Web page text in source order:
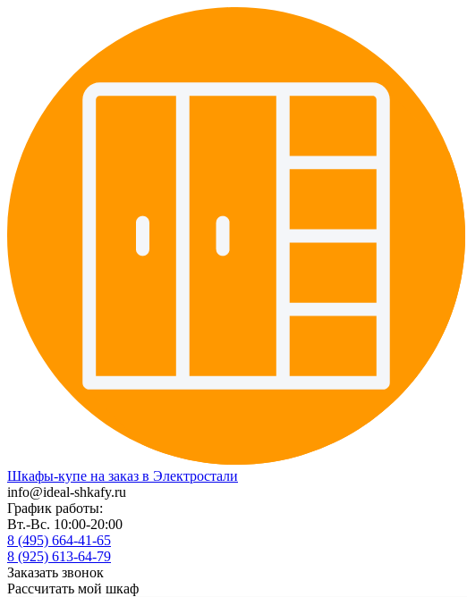
Шкафы-купе на заказ в Электростали
info@ideal-shkafy.ru
График работы:
Вт.-Вс. 10:00-20:00
8 (495) 664-41-65
8 (925) 613-64-79
Заказать звонок
Рассчитать мой шкаф